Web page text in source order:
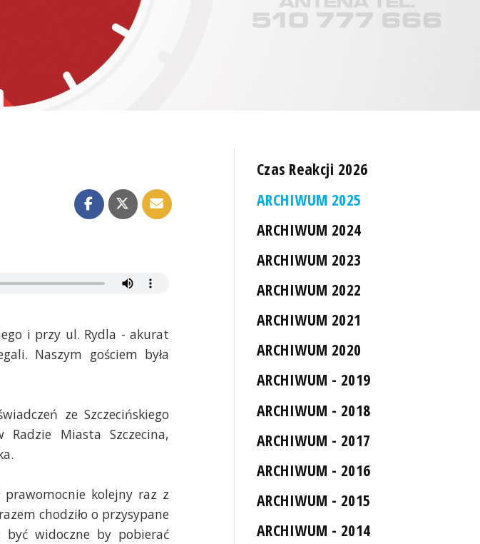
i przy ul. Rydla - akurat
Naszym gościem była
ze Szczecińskiego
Miasta Szczecina,
prawomocnie kolejny raz z
chodziło o przysypane
być widoczne by pobierać
Czas Reakcji 2026
ARCHIWUM 2025
ARCHIWUM 2024
ARCHIWUM 2023
ARCHIWUM 2022
ARCHIWUM 2021
ARCHIWUM 2020
ARCHIWUM - 2019
ARCHIWUM - 2018
ARCHIWUM - 2017
ARCHIWUM - 2016
ARCHIWUM - 2015
ARCHIWUM - 2014